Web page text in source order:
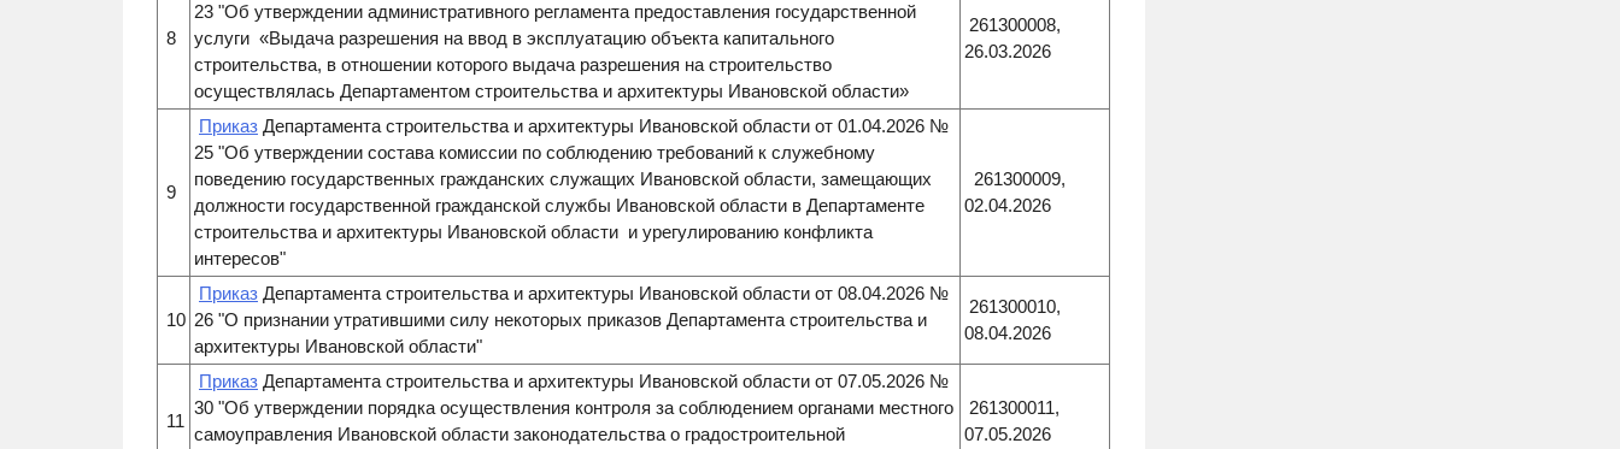
8
23 "Об утверждении административного регламента предоставления государственной
услуги «Выдача разрешения на ввод в эксплуатацию объекта капитального
строительства, в отношении которого выдача разрешения на строительство
осуществлялась Департаментом строительства и архитектуры Ивановской области»
261300008,
26.03.2026
9
Приказ Департамента строительства и архитектуры Ивановской области от 01.04.2026 №
25 "Об утверждении состава комиссии по соблюдению требований к служебному
поведению государственных гражданских служащих Ивановской области, замещающих
должности государственной гражданской службы Ивановской области в Департаменте
строительства и архитектуры Ивановской области и урегулированию конфликта
интересов"
261300009,
02.04.2026
10
Приказ Департамента строительства и архитектуры Ивановской области от 08.04.2026 №
26 "О признании утратившими силу некоторых приказов Департамента строительства и
архитектуры Ивановской области"
261300010,
08.04.2026
11
Приказ Департамента строительства и архитектуры Ивановской области от 07.05.2026 №
30 "Об утверждении порядка осуществления контроля за соблюдением органами местного
самоуправления Ивановской области законодательства о градостроительной
261300011,
07.05.2026